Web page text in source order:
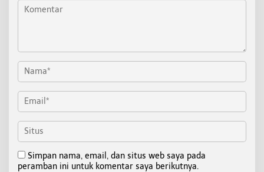
Simpan nama, email, dan situs web saya pada
peramban ini untuk komentar saya berikutnya.